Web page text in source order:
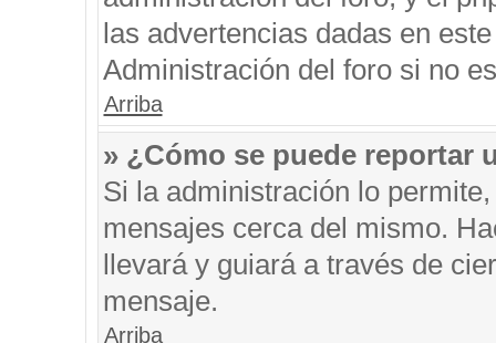
las advertencias dadas en
Administración del foro si no
Arriba
» ¿Cómo se puede reportar
Si la administración lo
mensajes cerca del mismo.
llevará y guiará a través de
mensaje.
Arriba